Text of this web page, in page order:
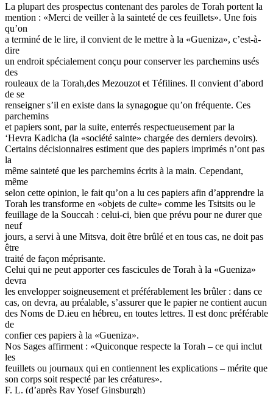
La plupart des prospectus contenant des paroles de Torah portent la
mention : «Merci de veiller à la sainteté de ces feuillets». Une fois
qu’on
a terminé de le lire, il convient de le mettre à la «Gueniza», c’est-à-
dire
un endroit spécialement conçu pour conserver les parchemins usés
des
rouleaux de la Torah,des Mezouzot et Téfilines. Il convient d’abord
de se
renseigner s’il en existe dans la synagogue qu’on fréquente. Ces
parchemins
et papiers sont, par la suite, enterrés respectueusement par la
‘Hevra Kadicha (la «société sainte» chargée des derniers devoirs).
Certains décisionnaires estiment que des papiers imprimés n’ont pas
la
même sainteté que les parchemins écrits à la main. Cependant,
même
selon cette opinion, le fait qu’on a lu ces papiers afin d’apprendre la
Torah les transforme en «objets de culte» comme les Tsitsits ou le
feuillage de la Souccah : celui-ci, bien que prévu pour ne durer que
neuf
jours, a servi à une Mitsva, doit être brûlé et en tous cas, ne doit pas
être
traité de façon méprisante.
Celui qui ne peut apporter ces fascicules de Torah à la «Gueniza»
devra
les envelopper soigneusement et préférablement les brûler : dans ce
cas, on devra, au préalable, s’assurer que le papier ne contient aucun
des Noms de D.ieu en hébreu, en toutes lettres. Il est donc préférable
de
confier ces papiers à la «Gueniza».
Nos Sages affirment : «Quiconque respecte la Torah – ce qui inclut
les
feuillets ou journaux qui en contiennent les explications – mérite que
son corps soit respecté par les créatures».
F. L. (d’après Rav Yosef Ginsburgh)